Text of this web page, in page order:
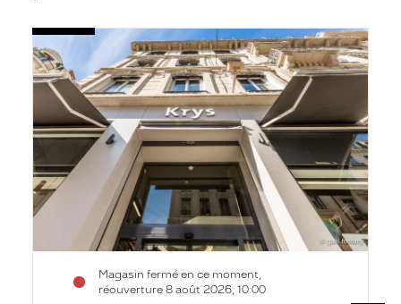
Opticien
Lyon
2e
Rue
Herriot
-
Krys
Magasin fermé en ce moment,
réouverture 8 août 2026, 10:00
Voir
la
fiche